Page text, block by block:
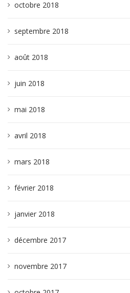
octobre 2018
septembre 2018
août 2018
juin 2018
mai 2018
avril 2018
mars 2018
février 2018
janvier 2018
décembre 2017
novembre 2017